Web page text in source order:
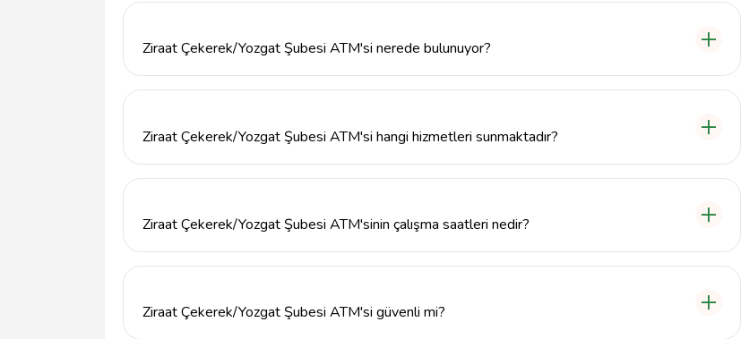
Ziraat Çekerek/Yozgat Şubesi ATM'si nerede bulunuyor?
Ziraat Çekerek/Yozgat Şubesi ATM'si hangi hizmetleri sunmaktadır?
Ziraat Çekerek/Yozgat Şubesi ATM'sinin çalışma saatleri nedir?
Ziraat Çekerek/Yozgat Şubesi ATM'si güvenli mi?